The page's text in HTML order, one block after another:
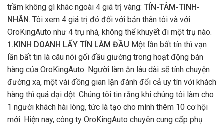
trầm không gì khác ngoài 4 giá trị vàng: TÍN-TÂM-TINH-
NHÂN. Tôi xem 4 giá trị đó đối với bản thân tôi và với
OroKingAuto như 4 trụ nhà, không thể khuyết đi một trụ nào.
1.KINH DOANH LẤY TÍN LÀM ĐẦU Một lần bất tín thì vạn
lần bất tin là câu nói gối đầu giường trong hoạt động bán
hàng của OroKingAuto. Người làm ăn lâu dài sẽ tính chuyện
đường xa, một vài đồng gian lận đánh đổi cả uy tín với khách
hàng thì quá dại dột. Chúng tôi tin rằng khi chúng tôi làm cho
1 người khách hài lòng, tức là tạo cho mình thêm 10 cơ hội
mới. Hiện nay, công ty OroKingAuto chuyên cung cấp phụ